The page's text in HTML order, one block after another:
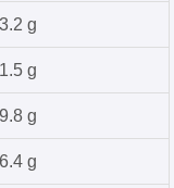
g
g
g
g